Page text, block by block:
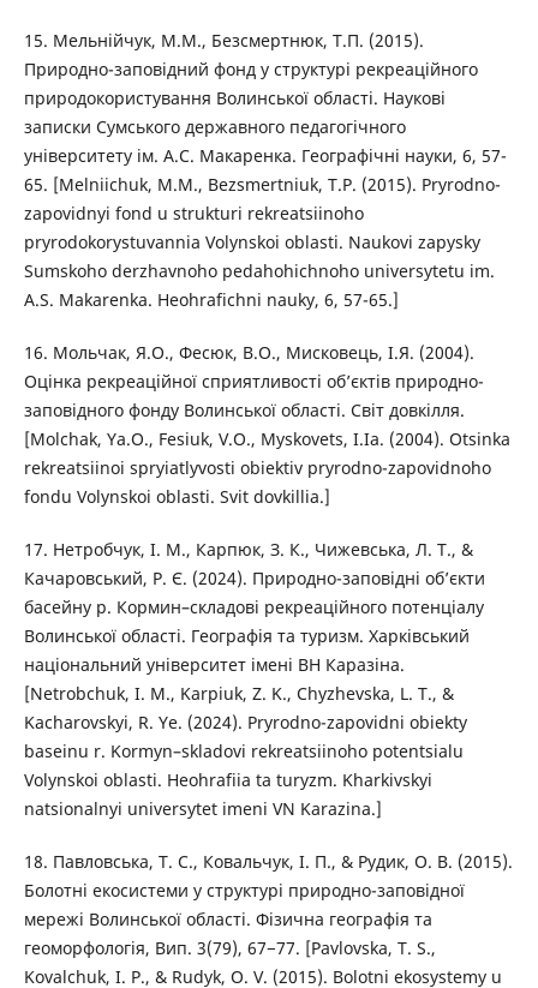
15. Мельнійчук, М.М., Безсмертнюк, Т.П. (2015).
Природно-заповідний фонд у структурі рекреаційного
природокористування Волинської області. Наукові
записки Сумського державного педагогічного
університету ім. А.С. Макаренка. Географічні науки, 6, 57-
65. [Melniichuk, M.M., Bezsmertniuk, T.P. (2015). Pryrodno-
zapovidnyi fond u strukturi rekreatsiinoho
pryrodokorystuvannia Volynskoi oblasti. Naukovi zapysky
Sumskoho derzhavnoho pedahohichnoho universytetu im.
A.S. Makarenka. Heohrafichni nauky, 6, 57-65.]
16. Мольчак, Я.О., Фесюк, В.О., Мисковець, І.Я. (2004).
Оцінка рекреаційної сприятливості об’єктів природно-
заповідного фонду Волинської області. Світ довкілля.
[Molchak, Ya.O., Fesiuk, V.O., Myskovets, I.Ia. (2004). Otsinka
rekreatsiinoi spryiatlyvosti obiektiv pryrodno-zapovidnoho
fondu Volynskoi oblasti. Svit dovkillia.]
17. Нетробчук, І. М., Карпюк, З. К., Чижевська, Л. Т., &
Качаровський, Р. Є. (2024). Природно-заповідні об’єкти
басейну р. Кормин–складові рекреаційного потенціалу
Волинської області. Географія та туризм. Харківський
національний університет імені ВН Каразіна.
[Netrobchuk, I. M., Karpiuk, Z. K., Chyzhevska, L. T., &
Kacharovskyi, R. Ye. (2024). Pryrodno-zapovidni obiekty
baseinu r. Kormyn–skladovi rekreatsiinoho potentsialu
Volynskoi oblasti. Heohrafiia ta turyzm. Kharkivskyi
natsionalnyi universytet imeni VN Karazina.]
18. Павловська, Т. С., Ковальчук, І. П., & Рудик, О. В. (2015).
Болотні екосистеми у структурі природно-заповідної
мережі Волинської області. Фізична географія та
геоморфологія, Вип. 3(79), 67−77. [Pavlovska, T. S.,
Kovalchuk, I. P., & Rudyk, O. V. (2015). Bolotni ekosystemy u